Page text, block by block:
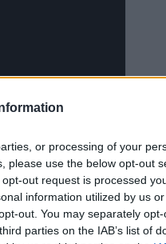
or processing of your
please use the below opt-out
out request is processed
information utilized by us
out. You may separately
parties on the IAB’s list of
una
un lugar
espejo, y la
Pero lo mejor
sufra un infarto.